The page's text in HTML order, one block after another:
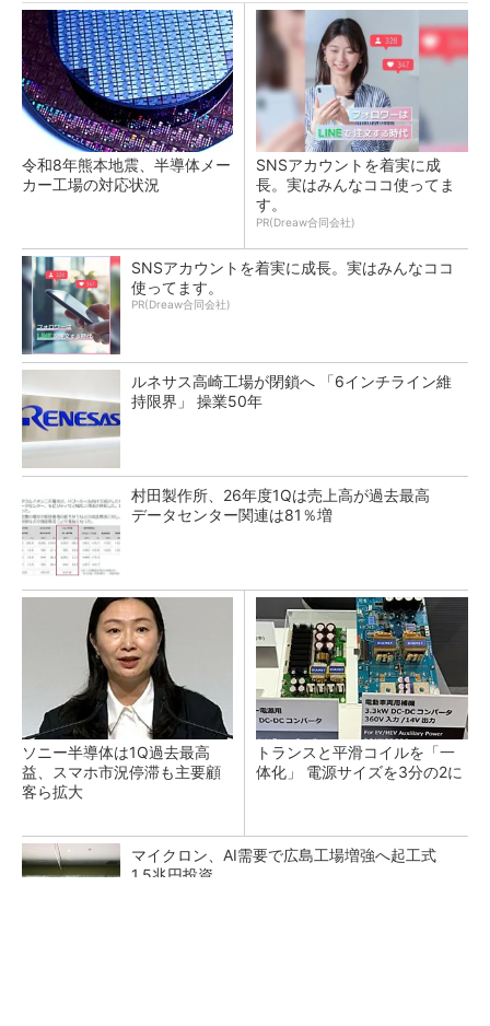
令和8年熊本地震、半導体メー
カー工場の対応状況
SNSアカウントを着実に成
長。実はみんなココ使ってま
す。
PR(Dreaw合同会社)
SNSアカウントを着実に成長。実はみんなココ
使ってます。
PR(Dreaw合同会社)
ルネサス高崎工場が閉鎖へ 「6インチライン維
持限界」 操業50年
村田製作所、26年度1Qは売上高が過去最高
データセンター関連は81％増
ソニー半導体は1Q過去最高
益、スマホ市況停滞も主要顧
客ら拡大
トランスと平滑コイルを「一
体化」 電源サイズを3分の2に
マイクロン、AI需要で広島工場増強へ起工式
1.5兆円投資